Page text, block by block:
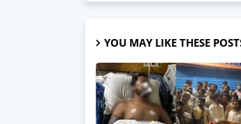
YOU MAY LIKE THESE